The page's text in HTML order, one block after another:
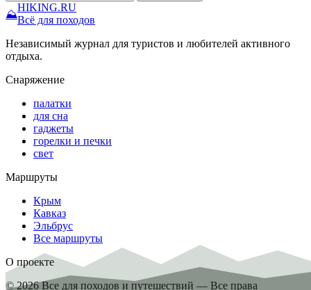
⛰
HIKING.RU
Всё для походов
Независимый журнал для туристов и любителей активного
отдыха.
Снаряжение
палатки
для сна
гаджеты
горелки и печки
свет
Маршруты
Крым
Кавказ
Эльбрус
Все маршруты
О проекте
© 2026 Все для походов и путешествий — Все права